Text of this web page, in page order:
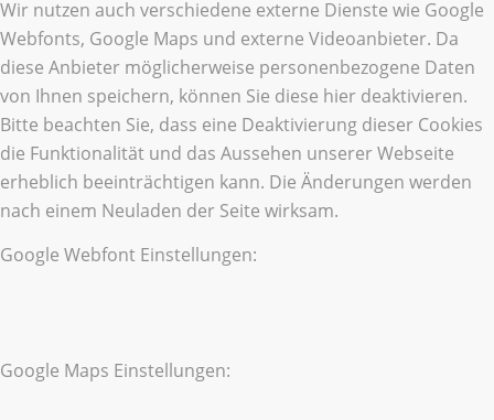
Wir nutzen auch verschiedene externe Dienste wie Google
Webfonts, Google Maps und externe Videoanbieter. Da
diese Anbieter möglicherweise personenbezogene Daten
von Ihnen speichern, können Sie diese hier deaktivieren.
Bitte beachten Sie, dass eine Deaktivierung dieser Cookies
die Funktionalität und das Aussehen unserer Webseite
erheblich beeinträchtigen kann. Die Änderungen werden
nach einem Neuladen der Seite wirksam.
Google Webfont Einstellungen:
Google Maps Einstellungen: